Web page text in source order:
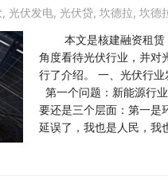
, 光伏发电, 光伏贷, 坎德拉, 坎德
本文是核建融资租赁（
角度看待光伏行业，并对
行了介绍。 一、光伏行业
第一个问题：新能源行
要还是三个层面：第一是
延误了，我也是人民，我